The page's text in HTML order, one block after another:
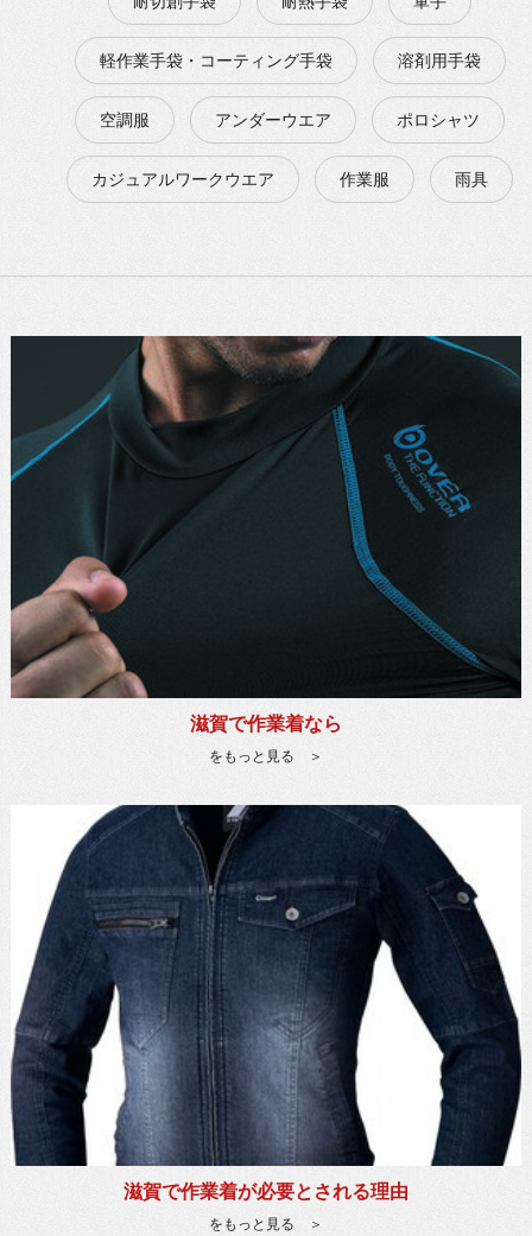
軽作業手袋・コーティング手袋 溶剤用手袋
空調服 アンダーウエア ポロシャツ
カジュアルワークウエア 作業服 雨具
滋賀で作業着なら
をもっと見る ＞
滋賀で作業着が必要とされる理由
をもっと見る ＞